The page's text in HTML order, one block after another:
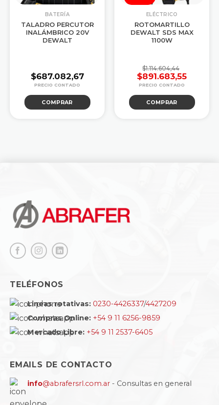
BATERÍA
TALADRO PERCUTOR
INALÁMBRICO 20V
DEWALT
$687.082,67
COMPRAR
ELÉCTRICO
ROTOMARTILLO
DEWALT SDS MAX
1100W
$1.114.604,44
El
precio
original
$891.683,55
El
precio
actual
COMPRAR
TELÉFONOS
Lineas rotativas: 0230-4426337/4427209
Compras Online: +54 9 11 6256-9859
Mercado Libre: +54 9 11 2537-6405
EMAILS DE CONTACTO
info@abrafersrl.com.ar - Consultas en general